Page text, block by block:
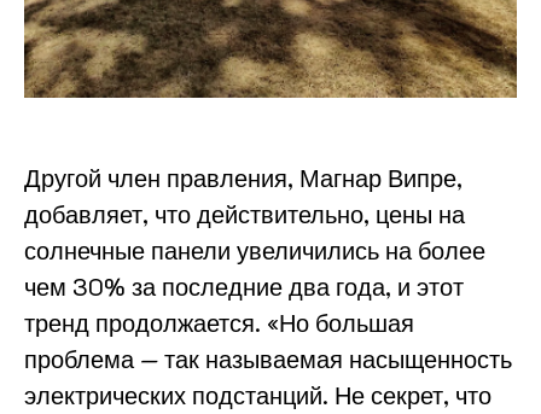
Другой член правления, Магнар Випре,
добавляет, что действительно, цены на
солнечные панели увеличились на более
чем 30% за последние два года, и этот
тренд продолжается. «Но большая
проблема — так называемая насыщенность
электрических подстанций. Не секрет, что